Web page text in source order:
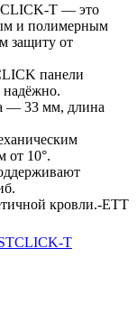
Т — это
и полимерным
защиту от
панели
надёжно.
— 33 мм, длина
от 10°.
кровли.-ЕТТ